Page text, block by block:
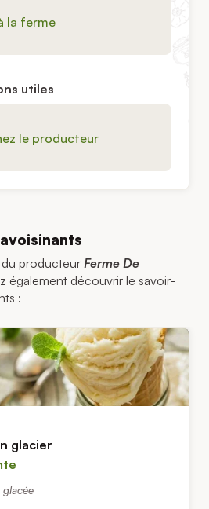
la ferme
utiles
le producteur
producteur Ferme De
également découvrir le savoir-
:
glacier